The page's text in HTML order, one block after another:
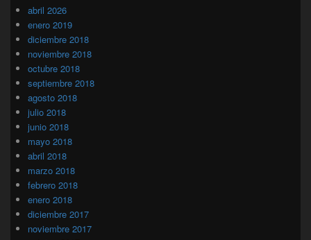
abril 2026
enero 2019
diciembre 2018
noviembre 2018
octubre 2018
septiembre 2018
agosto 2018
julio 2018
junio 2018
mayo 2018
abril 2018
marzo 2018
febrero 2018
enero 2018
diciembre 2017
noviembre 2017